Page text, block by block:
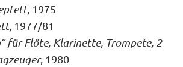
, 1975
, 1977/81
für Flöte, Klarinette, Trompete, 2
, 1980